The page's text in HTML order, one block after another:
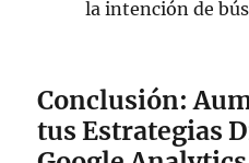
la intención de
Conclusión:
tus Estrategias